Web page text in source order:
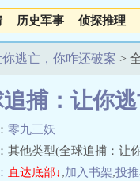
历史军事 侦探推理
逃亡，你咋还破案 >
捕：让你
零九三妖
他类型(全球追捕：让
直达底部↓,加入书架,投